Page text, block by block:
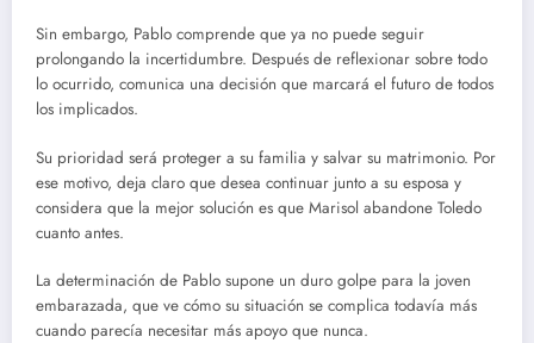
Sin embargo, Pablo comprende que ya no puede seguir
prolongando la incertidumbre. Después de reflexionar sobre todo
lo ocurrido, comunica una decisión que marcará el futuro de todos
los implicados.
Su prioridad será proteger a su familia y salvar su matrimonio. Por
ese motivo, deja claro que desea continuar junto a su esposa y
considera que la mejor solución es que Marisol abandone Toledo
cuanto antes.
La determinación de Pablo supone un duro golpe para la joven
embarazada, que ve cómo su situación se complica todavía más
cuando parecía necesitar más apoyo que nunca.